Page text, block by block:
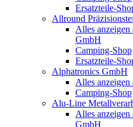
Ersatzteile-
Allround
Alles
GmbH
Camping-Shop
Ersatzteile-
Alphatronics GmbH
Alles
Camping-Shop
Alu-Line
Alles
GmbH